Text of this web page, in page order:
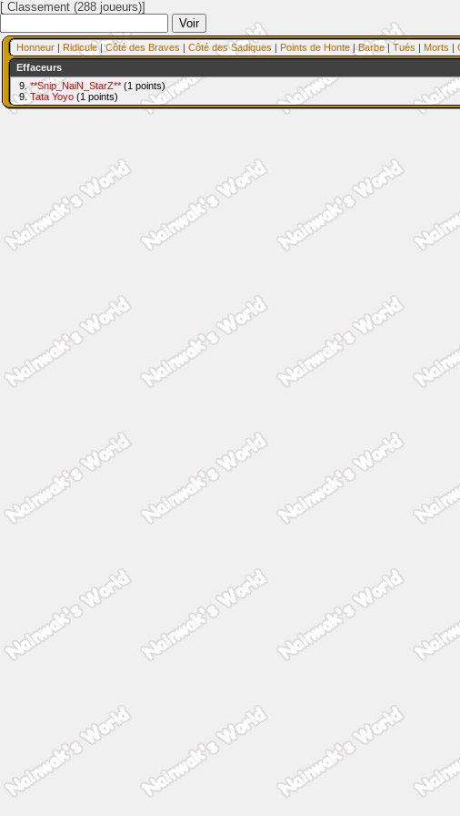
[ Classement (288 joueurs)]
Honneur | Ridicule|Côté des Braves | Côté des Sadiques | Points de Honte |Barbe| Tués | Morts |
Effaceurs
9. **Snip_NaiN_StarZ** (1 points)
9.Tata Yoyo (1 points)